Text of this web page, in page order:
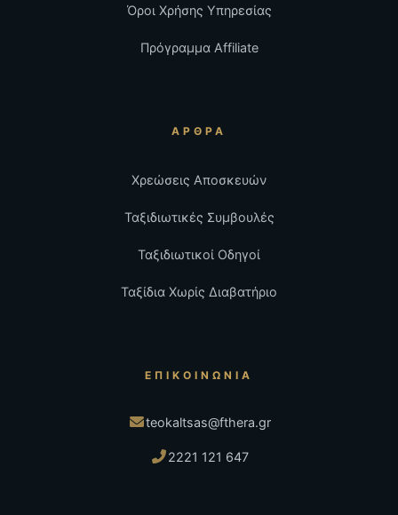
Όροι Χρήσης Υπηρεσίας
Πρόγραμμα Affiliate
ΆΡΘΡΑ
Χρεώσεις Αποσκευών
Ταξιδιωτικές Συμβουλές
Ταξιδιωτικοί Οδηγοί
Ταξίδια Χωρίς Διαβατήριο
ΕΠΙΚΟΙΝΩΝΊΑ
teokaltsas@fthera.gr
2221 121 647